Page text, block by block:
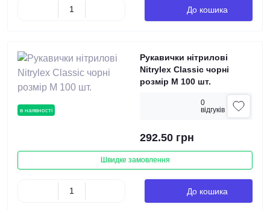
До кошика
в наявності
Рукавички нітрилові
Nitrylex Classic чорні
розмір М 100 шт.
0
вiдгукiв
292.50 грн
Швидке замовлення
До кошика